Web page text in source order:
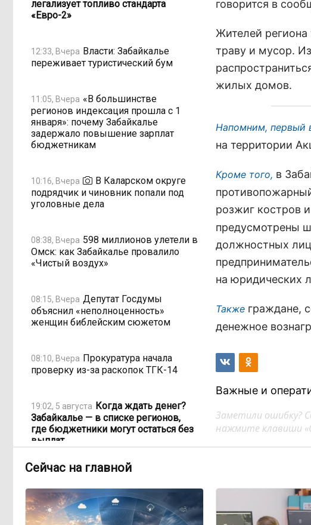
легализует топливо стандарта
«Евро-2»
12:33, Вчера Власти: Забайкалье
переживает туристический бум
11:05, Вчера «В большинстве
регионов индексация прошла с 1
января»: почему Забайкалье
задержало повышение зарплат
бюджетникам
10:16, Вчера
В Каларском округе
подрядчик и чиновник попали под
уголовные дела
08:38, Вчера 598 миллионов улетели в
Омск: как Забайкалье провалило
«Чистый воздух»
08:15, Вчера Депутат Госдумы
объяснил «неполноценность»
женщин библейским сюжетом
08:10, Вчера Прокуратура начала
проверку из-за раскопок ТГК-14
19:02, 5 августа Когда ждать денег?
Забайкалье — в списке регионов,
где бюджетники могут остаться без
выплат
превысить весь наш опыт»: Осипов
предупреждает о климатической
угрозе на фоне пожаров в Европе
говорится в
Жителей региона
траву и мусор.
жилых домов.
Напомним, первый
на территории
Кроме того, в
розжиг костров
предусмотрены
должностных
на юридических
Также граждане,
денежное
Важные и
Заметили ошибку?
нажмите клавиши
Сейчас на главной